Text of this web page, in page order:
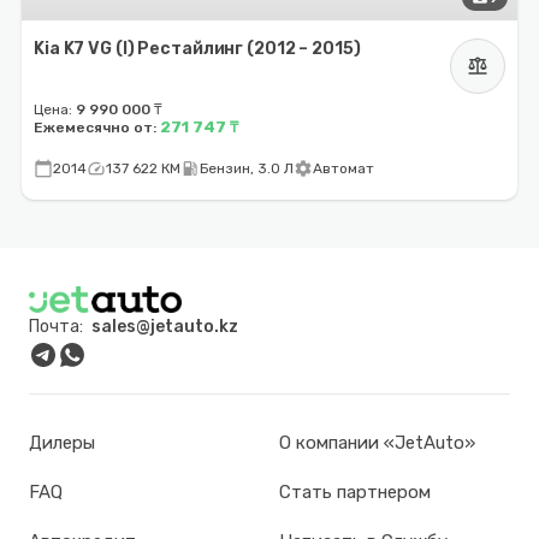
Kia K7 VG (I) Рестайлинг (2012 – 2015)
balance
Цена: 9 990 000 ₸
Ежемесячно от: 271 747 ₸
calendar_today2014speed137 622 КМ local_gas_stationБензин, 3.0 ЛsettingsАвтомат
Почта: sales@jetauto.kz
Дилеры О компании «JetAuto»
FAQ Стать партнером